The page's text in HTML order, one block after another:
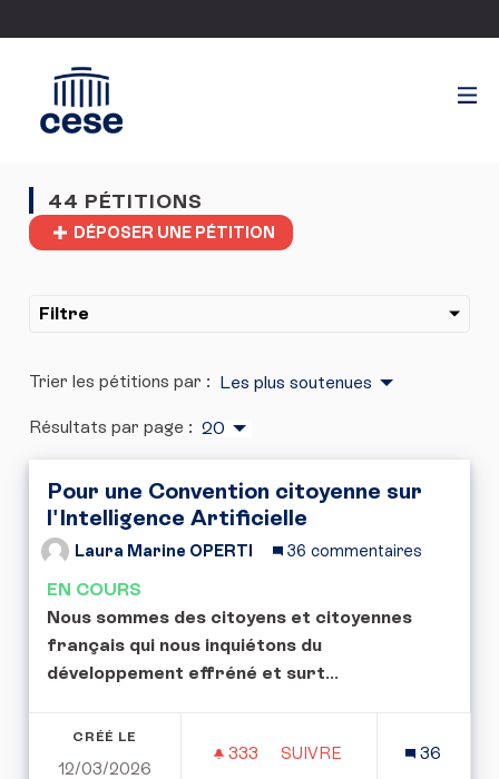
44 PÉTITIONS
DÉPOSER UNE PÉTITION
Filtre
Trier les pétitions par : Les plus soutenues
Résultats par page : 20
Pour une Convention citoyenne sur
l'Intelligence Artificielle
Laura Marine OPERTI 36 commentaires
EN COURS
Nous sommes des citoyens et citoyennes
français qui nous inquiétons du
développement effréné et surt...
CRÉÉ LE
12/03/2026
333 333 ABONNÉS
SUIVRE
36